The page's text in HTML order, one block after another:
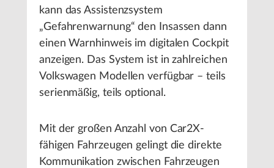
kann das Assistenzsystem
„Gefahrenwarnung“ den Insassen dann
einen Warnhinweis im digitalen Cockpit
anzeigen. Das System ist in zahlreichen
Volkswagen Modellen verfügbar – teils
serienmäßig, teils optional.
Mit der großen Anzahl von Car2X-
fähigen Fahrzeugen gelingt die direkte
Kommunikation zwischen Fahrzeugen